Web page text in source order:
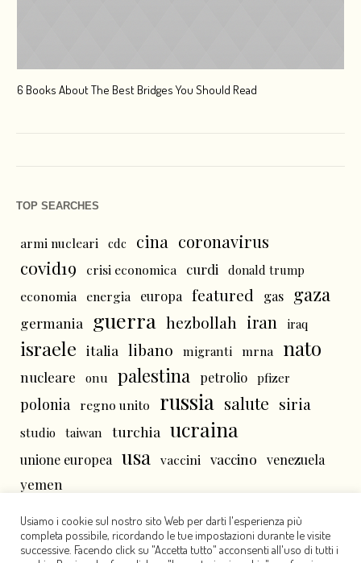
6 Books About The Best Bridges You Should Read
TOP SEARCHES
armi nucleari cdc cina coronavirus
covid19 crisi economica curdi donald trump
economia energia europa featured gas gaza
germania guerra hezbollah iran iraq
israele italia libano migranti mrna nato
nucleare onu palestina petrolio pfizer
polonia regno unito russia salute siria
studio taiwan turchia ucraina
unione europea usa vaccini vaccino venezuela
yemen
Usiamo i cookie sul nostro sito Web per darti l'esperienza più
completa possibile, ricordando le tue impostazioni durante le visite
successive. Facendo click su "Accetta tutto" acconsenti all'uso di tutti i